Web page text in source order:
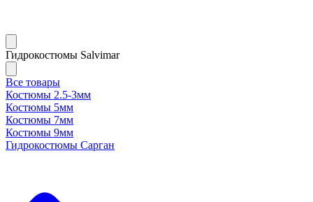
Гидрокостюмы Salvimar
Все товары
Костюмы 2.5-3мм
Костюмы 5мм
Костюмы 7мм
Костюмы 9мм
Гидрокостюмы Сарган